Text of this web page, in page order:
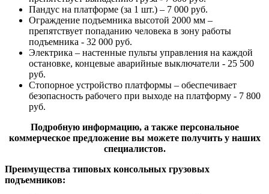
Пандус на платформе (за 1 шт.) – 7 000 руб.
Ограждение подъемника высотой 2000 мм –
препятствует попаданию человека в зону работы
подъемника - 32 000 руб.
Электрика – настенные пульты управления на каждой
остановке, концевые аварийные выключатели - 25 500
руб.
Стопорное устройство платформы – обеспечивает
безопасность рабочего при выходе на платформу - 7 800
руб.
Подробную информацию, а также персональное
коммерческое предложение вы можете получить у наших
специалистов.
Преимущества типовых консольных грузовых
подъемников: